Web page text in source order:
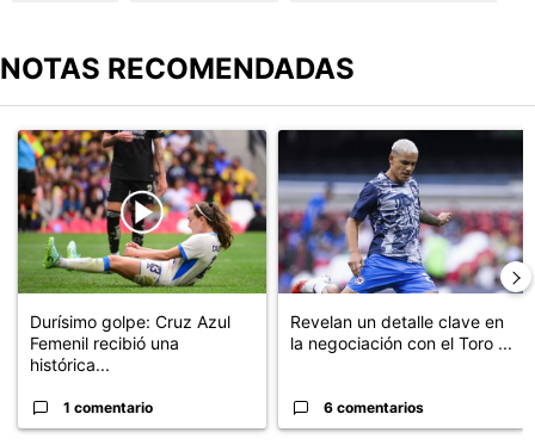
NOTAS RECOMENDADAS
Un artículo de tendencia con el título "Durísimo golpe: Cruz Azul
Durísimo golpe: Cruz Azul
Femenil recibió una
histórica...
1 comentario
Un artículo de tendencia con
Revelan un detalle clave en
la negociación con el Toro ...
6 comentarios